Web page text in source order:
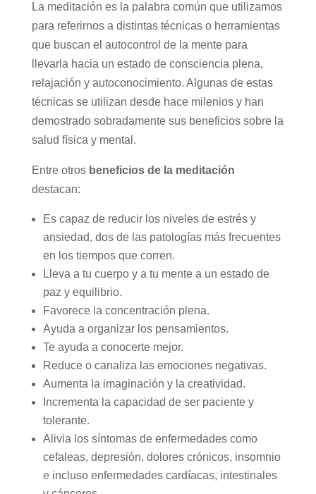
La meditación es la palabra común que utilizamos
para referirnos a distintas técnicas o herramientas
que buscan el autocontrol de la mente para
llevarla hacia un estado de consciencia plena,
relajación y autoconocimiento. Algunas de estas
técnicas se utilizan desde hace milenios y han
demostrado sobradamente sus beneficios sobre la
salud física y mental.
Entre otros beneficios de la meditación
destacan:
Es capaz de reducir los niveles de estrés y
ansiedad, dos de las patologías más frecuentes
en los tiempos que corren.
Lleva a tu cuerpo y a tu mente a un estado de
paz y equilibrio.
Favorece la concentración plena.
Ayuda a organizar los pensamientos.
Te ayuda a conocerte mejor.
Reduce o canaliza las emociones negativas.
Aumenta la imaginación y la creatividad.
Incrementa la capacidad de ser paciente y
tolerante.
Alivia los síntomas de enfermedades como
cefaleas, depresión, dolores crónicos, insomnio
e incluso enfermedades cardíacas, intestinales